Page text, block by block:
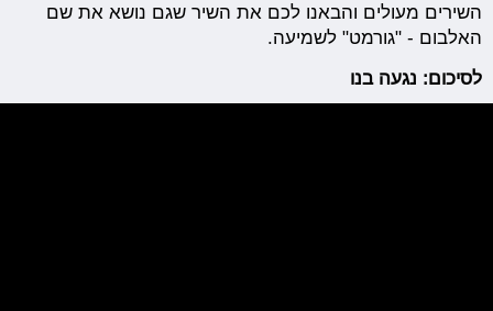
השירים מעולים והבאנו לכם את השיר שגם נושא את שם
האלבום - "גורמט" לשמיעה.
לסיכום: נגעה בנו